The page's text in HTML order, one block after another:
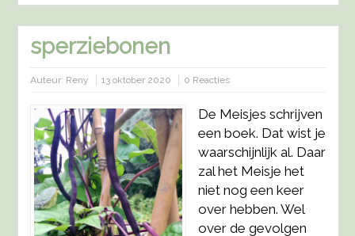
sperziebonen
Auteur: Reny 13 oktober 2020 0 Reacties
De Meisjes schrijven
een boek. Dat wist je
waarschijnlijk al. Daar
zal het Meisje het
niet nog een keer
over hebben. Wel
over de gevolgen